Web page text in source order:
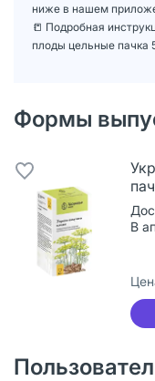
ниже в нашем
📒 Подробная
плоды цельные пачка
Формы
В